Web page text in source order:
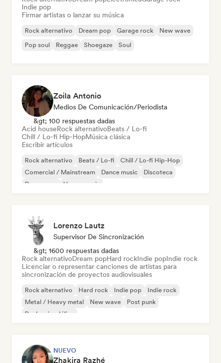
Indie pop
Firmar artistas o lanzar su música
Rock alternativo Dream pop Garage rock
New wave
Pop soul
Reggae Shoegaze Soul
Zoila Antonio
Medios De Comunicación/Periodista
&gt; 100 respuestas dadas
Acid houseRock alternativoBeats / Lo-fi
Chill / Lo-fi Hip-HopMúsica clásica
Escribir artículos
Rock alternativo Beats / Lo-fi
Chill / Lo-fi Hip-Hop
Comercial / Mainstream
Dance music
Discoteca
Dream pop
House music
Lorenzo Lautz
Supervisor De Sincronización
&gt; 1600 respuestas dadas
Rock alternativoDream popHard rockIndie popIndie rock
Licenciar o representar canciones de artistas para
sincronización de proyectos audiovisuales
Rock alternativo Hard rock Indie pop
Indie rock
Metal / Heavy metal
New wave
Post punk
Rock psicodélico
NUEVO
Zhakira Razhé